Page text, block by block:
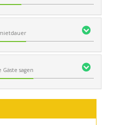
Gäste sagen